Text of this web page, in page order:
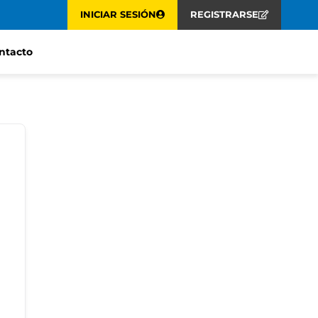
INICIAR SESIÓN REGISTRARSE